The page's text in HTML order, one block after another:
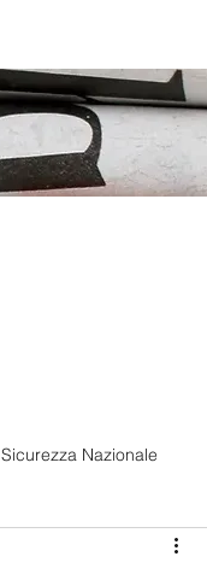
Sicurezza Nazionale